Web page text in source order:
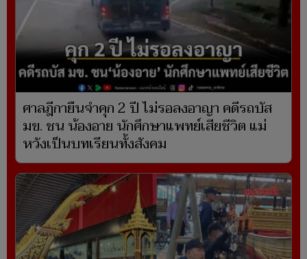
ศาลฎีกายืนจำคุก 2 ปี ไม่รอลงอาญา คดีรถบัส
มข. ชน น้องอาย นักศึกษาแพทย์เสียชีวิต แม่
หวังเป็นบทเรียนทั้งสังคม